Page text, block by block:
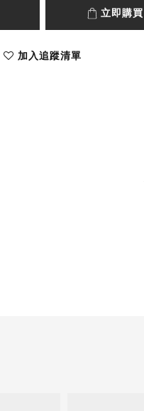
立即購買
加入追蹤清單